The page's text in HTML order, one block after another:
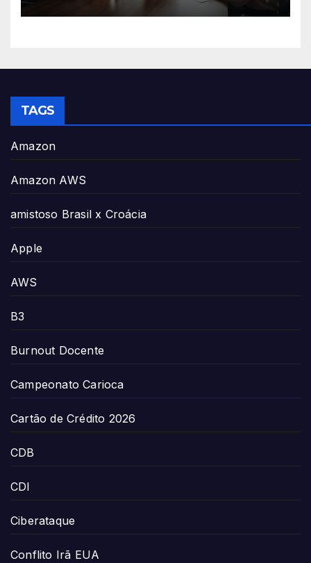
TAGS
Amazon
Amazon AWS
amistoso Brasil x Croácia
Apple
AWS
B3
Burnout Docente
Campeonato Carioca
Cartão de Crédito 2026
CDB
CDI
Ciberataque
Conflito Irã EUA